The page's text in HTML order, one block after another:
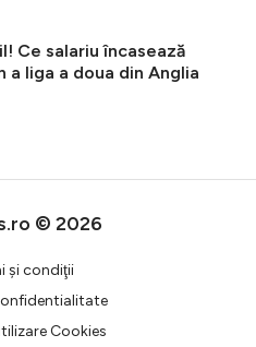
Ce salariu încasează
a liga a doua din Anglia
© 2026
şi condiţii
Cookies